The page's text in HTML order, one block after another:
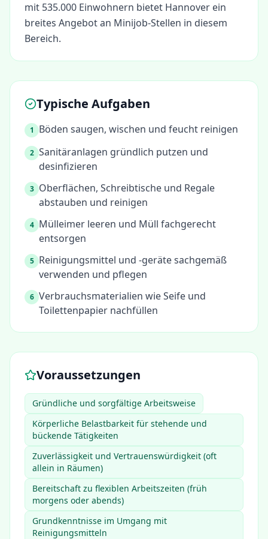
mit 535.000 Einwohnern bietet Hannover ein
breites Angebot an Minijob-Stellen in diesem
Bereich.
Typische Aufgaben
1 Böden saugen, wischen und feucht reinigen
2 Sanitäranlagen gründlich putzen und
desinfizieren
3 Oberflächen, Schreibtische und Regale
abstauben und reinigen
4 Mülleimer leeren und Müll fachgerecht
entsorgen
5 Reinigungsmittel und -geräte sachgemäß
verwenden und pflegen
6 Verbrauchsmaterialien wie Seife und
Toilettenpapier nachfüllen
Voraussetzungen
Gründliche und sorgfältige Arbeitsweise
Körperliche Belastbarkeit für stehende und
bückende Tätigkeiten
Zuverlässigkeit und Vertrauenswürdigkeit (oft
allein in Räumen)
Bereitschaft zu flexiblen Arbeitszeiten (früh
morgens oder abends)
Grundkenntnisse im Umgang mit
Reinigungsmitteln